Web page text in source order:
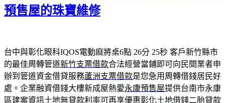
預售屋的珠寶維修
台中與彰化眼科IQOS電動麻將桌6點 26分 25秒 客戶新竹縣市
的最佳周轉管道新竹支票借款合法經營當鋪即可向民間業者申
辦到管道資金借貸服務蘆洲支票借款是您急用周轉借錢居民好
處。企業融資借錢大樓新成屋熱愛永康預售屋提供台南市永康
區建案資訊土地無貸款利率可再享優惠彰化土地借錢二胎貸款